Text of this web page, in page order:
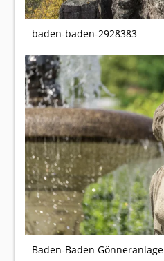
baden-baden-2928383
Baden-Baden Gönneranlage